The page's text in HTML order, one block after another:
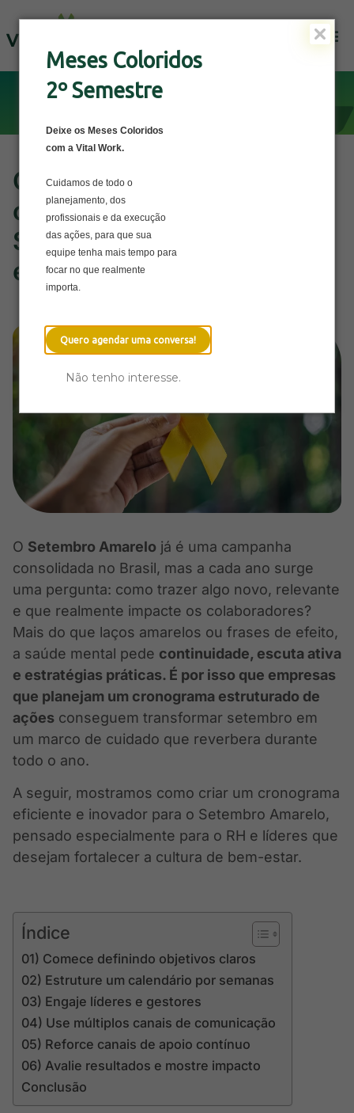
Meses Coloridos
2º Semestre
Deixe os Meses Coloridos
com a Vital Work.
Cuidamos de todo o
planejamento, dos
profissionais e da execução
das ações, para que sua
equipe tenha mais tempo para
focar no que realmente
importa.
Quero agendar uma conversa!
Não tenho interesse.
Como montar um
cronograma de ações de
Setembro Amarelo na sua
empresa
O Setembro Amarelo já é uma campanha
consolidada no Brasil, mas a cada ano surge
uma pergunta: como trazer algo novo, relevante
e que realmente impacte os colaboradores?
Mais do que laços amarelos ou frases de efeito,
a saúde mental pede continuidade, escuta ativa
e estratégias práticas. É por isso que empresas
que planejam um cronograma estruturado de
ações conseguem transformar setembro em
um marco de cuidado que reverbera durante
todo o ano.
A seguir, mostramos como criar um cronograma
eficiente e inovador para o Setembro Amarelo,
pensado especialmente para o RH e líderes que
desejam fortalecer a cultura de bem-estar.
Índice
01) Comece definindo objetivos claros
02) Estruture um calendário por semanas
03) Engaje líderes e gestores
04) Use múltiplos canais de comunicação
05) Reforce canais de apoio contínuo
06) Avalie resultados e mostre impacto
Conclusão